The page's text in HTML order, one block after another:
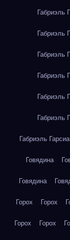
Габриэль
Габриэль
Габриэль
Габриэль
Габриэль
Габриэль
Габриэль
Говядина
Говядина
Горох Горох
Горох Горох